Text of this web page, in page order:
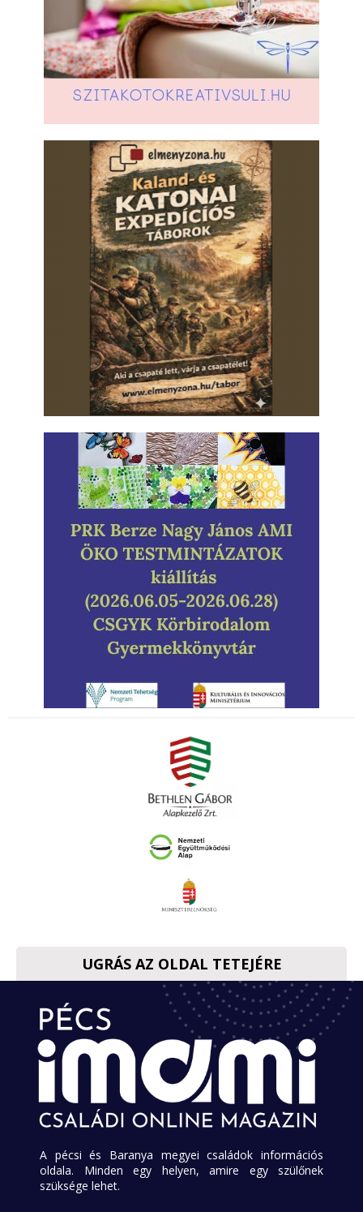
UGRÁS AZ OLDAL TETEJÉRE
A pécsi és Baranya megyei családok információs
oldala. Minden egy helyen, amire egy szülőnek
szüksége lehet.